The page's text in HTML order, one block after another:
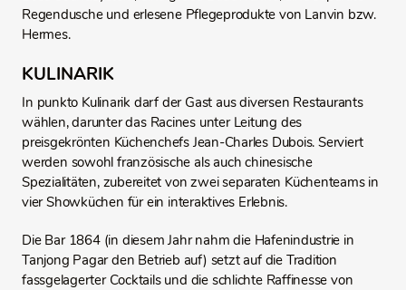
Regendusche und erlesene Pflegeprodukte von Lanvin bzw.
Hermes.
KULINARIK
In punkto Kulinarik darf der Gast aus diversen Restaurants
wählen, darunter das Racines unter Leitung des
preisgekrönten Küchenchefs Jean-Charles Dubois. Serviert
werden sowohl französische als auch chinesische
Spezialitäten, zubereitet von zwei separaten Küchenteams in
vier Showküchen für ein interaktives Erlebnis.
Die Bar 1864 (in diesem Jahr nahm die Hafenindustrie in
Tanjong Pagar den Betrieb auf) setzt auf die Tradition
fassgelagerter Cocktails und die schlichte Raffinesse von